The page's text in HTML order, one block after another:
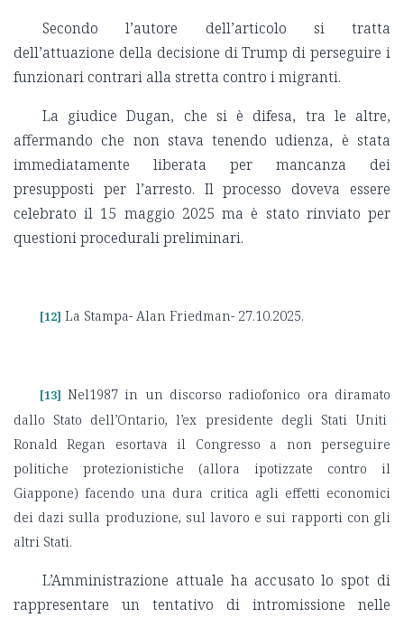
Secondo l’autore dell’articolo si tratta
dell’attuazione della decisione di Trump di perseguire i
funzionari contrari alla stretta contro i migranti.
La giudice Dugan, che si è difesa, tra le altre,
affermando che non stava tenendo udienza, è stata
immediatamente liberata per mancanza dei
presupposti per l’arresto. Il processo doveva essere
celebrato il 15 maggio 2025 ma è stato rinviato per
questioni procedurali preliminari.
[12] La Stampa- Alan Friedman- 27.10.2025.
[13] Nel1987 in un discorso radiofonico ora diramato
dallo Stato dell’Ontario, l’ex presidente degli Stati Uniti
Ronald Regan esortava il Congresso a non perseguire
politiche protezionistiche (allora ipotizzate contro il
Giappone) facendo una dura critica agli effetti economici
dei dazi sulla produzione, sul lavoro e sui rapporti con gli
altri Stati.
L’Amministrazione attuale ha accusato lo spot di
rappresentare un tentativo di intromissione nelle